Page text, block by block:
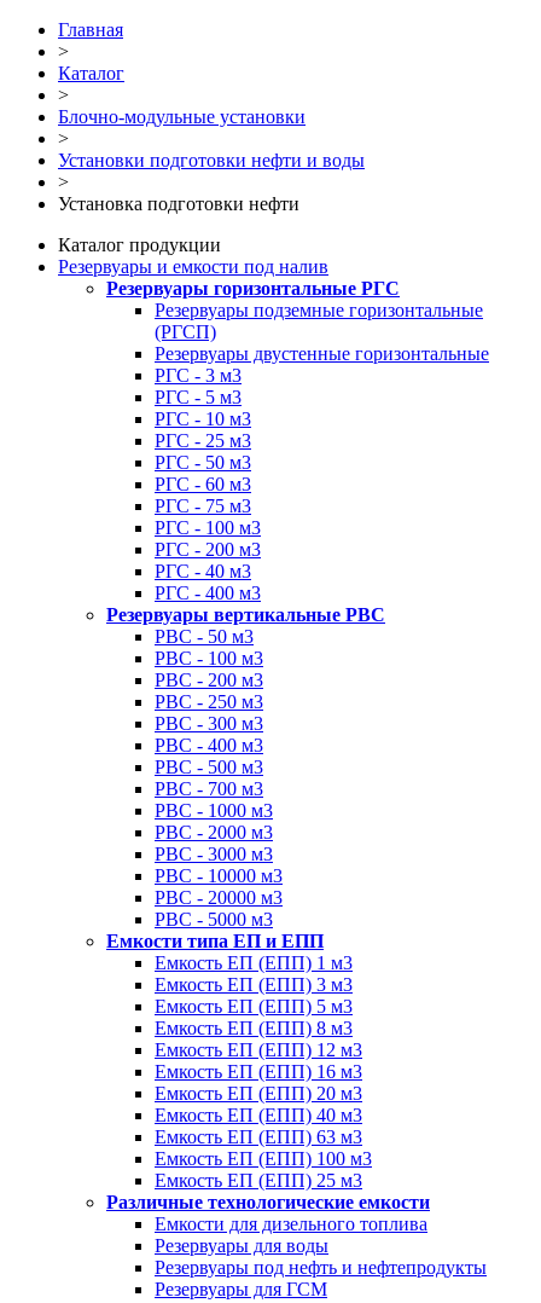
Главная
>
Каталог
>
Блочно-модульные установки
>
Установки подготовки нефти и воды
>
Установка подготовки нефти
Каталог продукции
Резервуары и емкости под налив
Резервуары горизонтальные РГС
Резервуары подземные горизонтальные
(РГСП)
Резервуары двустенные горизонтальные
РГС - 3 м3
РГС - 5 м3
РГС - 10 м3
РГС - 25 м3
РГС - 50 м3
РГС - 60 м3
РГС - 75 м3
РГС - 100 м3
РГС - 200 м3
РГС - 40 м3
РГС - 400 м3
Резервуары вертикальные РВС
РВС - 50 м3
РВС - 100 м3
РВС - 200 м3
РВС - 250 м3
РВС - 300 м3
РВС - 400 м3
РВС - 500 м3
РВС - 700 м3
РВС - 1000 м3
РВС - 2000 м3
РВС - 3000 м3
РВС - 10000 м3
РВС - 20000 м3
РВС - 5000 м3
Емкости типа ЕП и ЕПП
Емкость ЕП (ЕПП) 1 м3
Емкость ЕП (ЕПП) 3 м3
Емкость ЕП (ЕПП) 5 м3
Емкость ЕП (ЕПП) 8 м3
Емкость ЕП (ЕПП) 12 м3
Емкость ЕП (ЕПП) 16 м3
Емкость ЕП (ЕПП) 20 м3
Емкость ЕП (ЕПП) 40 м3
Емкость ЕП (ЕПП) 63 м3
Емкость ЕП (ЕПП) 100 м3
Емкость ЕП (ЕПП) 25 м3
Различные технологические емкости
Емкости для дизельного топлива
Резервуары для воды
Резервуары под нефть и нефтепродукты
Резервуары для ГСМ